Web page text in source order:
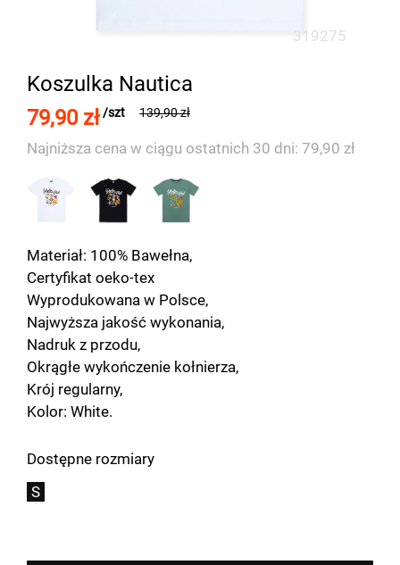
Koszulka Nautica
319275
79,90 zł /szt 139,90 zł
Najniższa cena w ciągu ostatnich 30 dni: 79,90 zł
Materiał: 100% Bawełna,
Certyfikat oeko-tex
Wyprodukowana w Polsce,
Najwyższa jakość wykonania,
Nadruk z przodu,
Okrągłe wykończenie kołnierza,
Krój regularny,
Kolor: White.
Dostępne rozmiary
S